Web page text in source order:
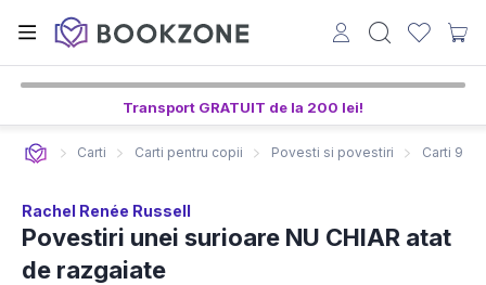
Transport GRATUIT de la 200 lei!
Carti Carti pentru copii Povesti si povestiri Carti 9-
Rachel Renée Russell
Povestiri unei surioare NU CHIAR atat
de razgaiate